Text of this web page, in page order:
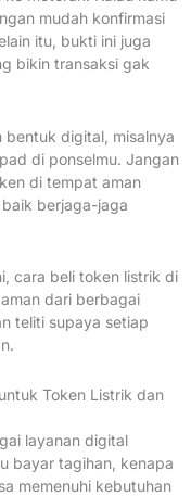
mudah konfirmasi
itu, bukti ini juga
bikin transaksi gak
bentuk digital, misalnya
di ponselmu. Jangan
di tempat aman
berjaga-jaga
cara beli token listrik di
dari berbagai
teliti supaya setiap
Token Listrik dan
layanan digital
bayar tagihan, kenapa
memenuhi kebutuhan